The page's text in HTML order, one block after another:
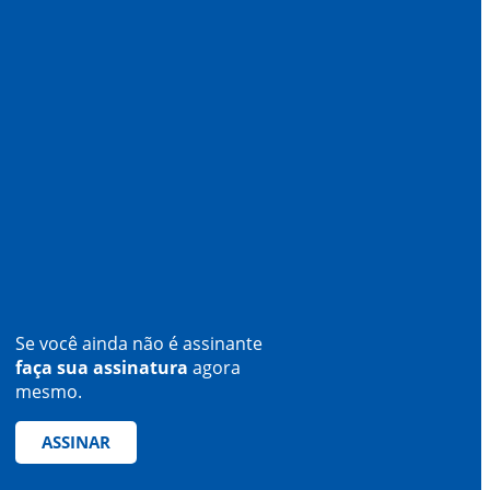
Se você ainda não é assinante
faça sua assinatura agora
mesmo.
ASSINAR